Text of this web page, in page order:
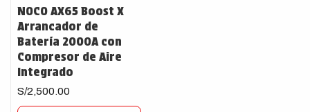
NOCO AX65 Boost X
Arrancador de
Batería 2000A con
Compresor de Aire
Integrado
S/2,500.00